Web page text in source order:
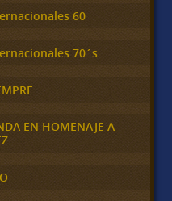
60
70´s
EN HOMENAJE A